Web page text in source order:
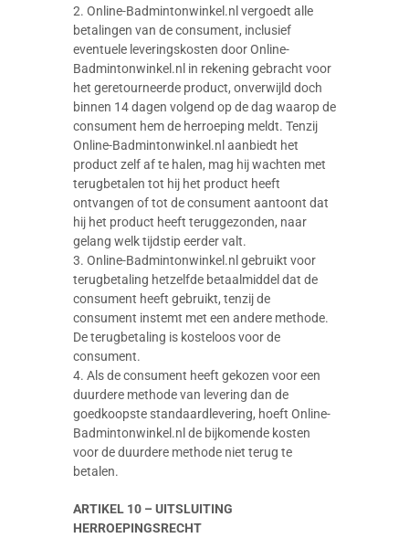
2. Online-Badmintonwinkel.nl vergoedt alle
betalingen van de consument, inclusief
eventuele leveringskosten door Online-
Badmintonwinkel.nl in rekening gebracht voor
het geretourneerde product, onverwijld doch
binnen 14 dagen volgend op de dag waarop de
consument hem de herroeping meldt. Tenzij
Online-Badmintonwinkel.nl aanbiedt het
product zelf af te halen, mag hij wachten met
terugbetalen tot hij het product heeft
ontvangen of tot de consument aantoont dat
hij het product heeft teruggezonden, naar
gelang welk tijdstip eerder valt.
3. Online-Badmintonwinkel.nl gebruikt voor
terugbetaling hetzelfde betaalmiddel dat de
consument heeft gebruikt, tenzij de
consument instemt met een andere methode.
De terugbetaling is kosteloos voor de
consument.
4. Als de consument heeft gekozen voor een
duurdere methode van levering dan de
goedkoopste standaardlevering, hoeft Online-
Badmintonwinkel.nl de bijkomende kosten
voor de duurdere methode niet terug te
betalen.
ARTIKEL 10 – UITSLUITING
HERROEPINGSRECHT